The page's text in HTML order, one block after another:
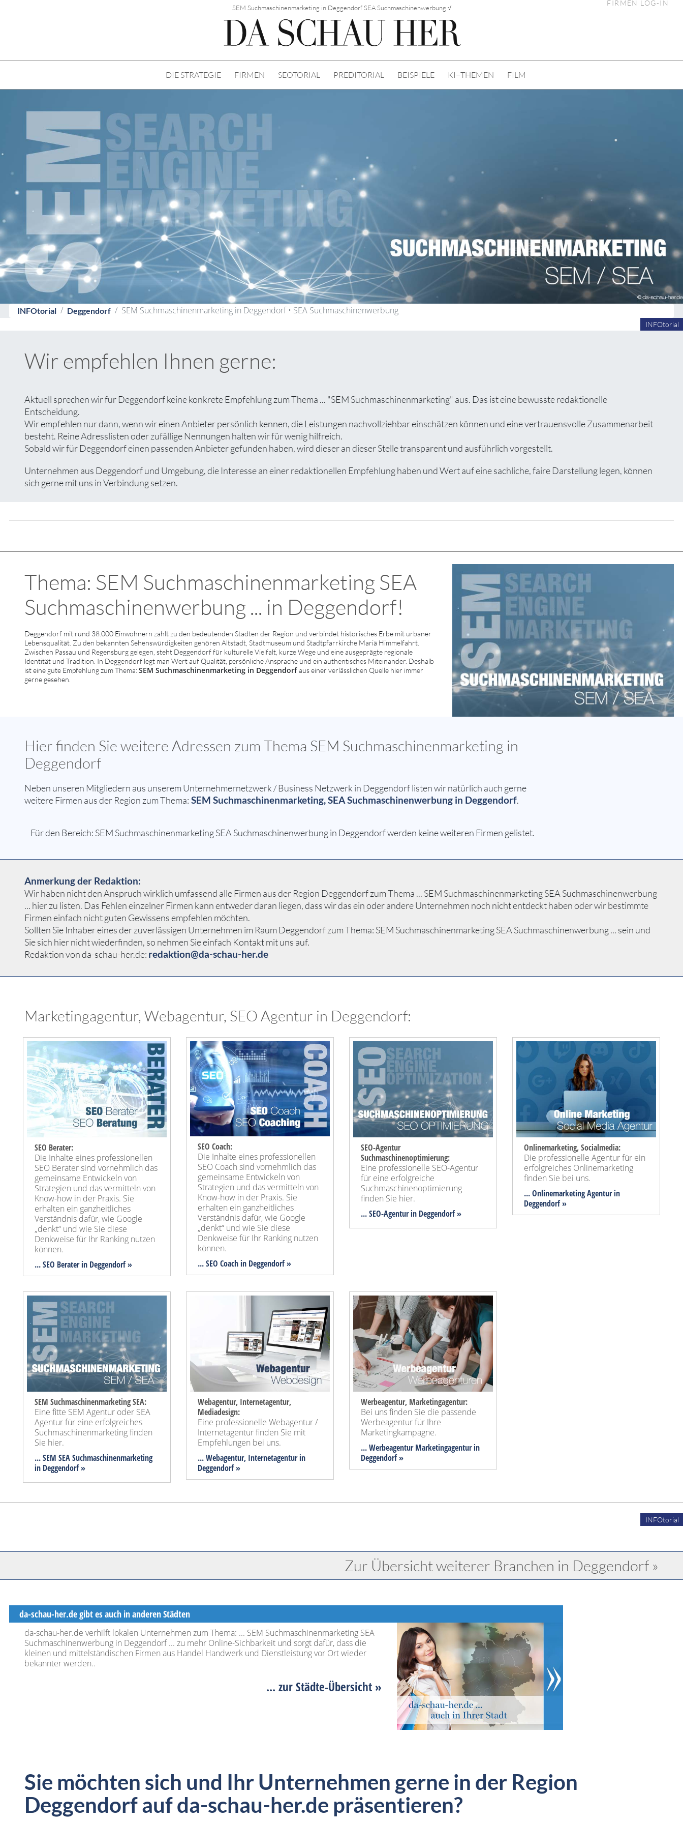
SEM Suchmaschinenmarketing in Deggendorf SEA Suchmaschinenwerbung √
FIRMEN LOG-IN
DIE STRATEGIE FIRMEN SEOTORIAL PREDITORIAL BEISPIELE KI−THEMEN FILM
INFOtorial Deggendorf SEM Suchmaschinenmarketing in Deggendorf • SEA Suchmaschinenwerbung
INFOtorial
Wir empfehlen Ihnen gerne:
Aktuell sprechen wir für Deggendorf keine konkrete Empfehlung zum Thema ... "SEM Suchmaschinenmarketing" aus. Das ist eine bewusste redaktionelle
Entscheidung.
Wir empfehlen nur dann, wenn wir einen Anbieter persönlich kennen, die Leistungen nachvollziehbar einschätzen können und eine vertrauensvolle Zusammenarbeit
besteht. Reine Adresslisten oder zufällige Nennungen halten wir für wenig hilfreich.
Sobald wir für Deggendorf einen passenden Anbieter gefunden haben, wird dieser an dieser Stelle transparent und ausführlich vorgestellt.
Unternehmen aus Deggendorf und Umgebung, die Interesse an einer redaktionellen Empfehlung haben und Wert auf eine sachliche, faire Darstellung legen, können
sich gerne mit uns in Verbindung setzen.
Thema: SEM Suchmaschinenmarketing SEA
Suchmaschinenwerbung ... in Deggendorf!
Deggendorf mit rund 38.000 Einwohnern zählt zu den bedeutenden Städten der Region und verbindet historisches Erbe mit urbaner
Lebensqualität. Zu den bekannten Sehenswürdigkeiten gehören Altstadt, Stadtmuseum und Stadtpfarrkirche Mariä Himmelfahrt.
Zwischen Passau und Regensburg gelegen, steht Deggendorf für kulturelle Vielfalt, kurze Wege und eine ausgeprägte regionale
Identität und Tradition. In Deggendorf legt man Wert auf Qualität, persönliche Ansprache und ein authentisches Miteinander. Deshalb
ist eine gute Empfehlung zum Thema:SEM Suchmaschinenmarketing in Deggendorfaus einer verlässlichen Quelle hier immer
gerne gesehen.
Hier finden Sie weitere Adressen zum Thema SEM Suchmaschinenmarketing in
Deggendorf
Neben unseren Mitgliedern aus unserem Unternehmernetzwerk / Business Netzwerk in Deggendorf listen wir natürlich auch gerne
weitere Firmen aus der Region zum Thema: SEM Suchmaschinenmarketing, SEA Suchmaschinenwerbung in Deggendorf.
Für den Bereich: SEM Suchmaschinenmarketing SEA Suchmaschinenwerbung in Deggendorf werden keine weiteren Firmen gelistet.
Anmerkung der Redaktion:
Wir haben nicht den Anspruch wirklich umfassend alle Firmen aus der Region Deggendorf zum Thema ... SEM Suchmaschinenmarketing SEA Suchmaschinenwerbung
... hier zu listen. Das Fehlen einzelner Firmen kann entweder daran liegen, dass wir das ein oder andere Unternehmen noch nicht entdeckt haben oder wir bestimmte
Firmen einfach nicht guten Gewissens empfehlen möchten.
Sollten Sie Inhaber eines der zuverlässigen Unternehmen im Raum Deggendorf zum Thema: SEM Suchmaschinenmarketing SEA Suchmaschinenwerbung ... sein und
Sie sich hier nicht wiederfinden, so nehmen Sie einfach Kontakt mit uns auf.
Redaktion von da-schau-her.de: redaktion@da-schau-her.de
Marketingagentur, Webagentur, SEO Agentur in Deggendorf:
SEO Berater:
Die Inhalte eines professionellen
SEO Berater sind vornehmlich das
gemeinsame Entwickeln von
Strategien und das vermitteln von
Know-how in der Praxis. Sie
erhalten ein ganzheitliches
Verständnis dafür, wie Google
„denkt“ und wie Sie diese
Denkweise für Ihr Ranking nutzen
können.
... SEO Berater in Deggendorf »
SEO Coach:
Die Inhalte eines professionellen
SEO Coach sind vornehmlich das
gemeinsame Entwickeln von
Strategien und das vermitteln von
Know-how in der Praxis. Sie
erhalten ein ganzheitliches
Verständnis dafür, wie Google
„denkt“ und wie Sie diese
Denkweise für Ihr Ranking nutzen
können.
... SEO Coach in Deggendorf »
SEO-Agentur
Suchmaschinenoptimierung:
Eine professionelle SEO-Agentur
für eine erfolgreiche
Suchmaschinenoptimierung
finden Sie hier.
... SEO-Agenturin Deggendorf »
Onlinemarketing, Socialmedia:
Die professionelle Agentur für ein
erfolgreiches Onlinemarketing
finden Sie bei uns.
... Onlinemarketing Agentur in
Deggendorf »
SEM Suchmaschinenmarketing SEA:
Eine fitte SEM Agentur oder SEA
Agentur für eine erfolgreiches
Suchmaschinenmarketing finden
Sie hier.
... SEM SEA Suchmaschinenmarketing
in Deggendorf »
Webagentur, Internetagentur,
Mediadesign:
Eine professionelle Webagentur /
Internetagentur finden Sie mit
Empfehlungen bei uns.
... Webagentur, Internetagentur in
Deggendorf »
Werbeagentur, Marketingagentur:
Bei uns finden Sie die passende
Werbeagentur für Ihre
Marketingkampagne.
... Werbeagentur Marketingagentur in
Deggendorf »
INFOtorial
Zur Übersicht weiterer Branchen in Deggendorf »
da-schau-her.de gibt es auch in anderen Städten
da-schau-her.de verhilft lokalen Unternehmen zum Thema: ... SEM Suchmaschinenmarketing SEA
Suchmaschinenwerbung in Deggendorf ... zu mehr Online-Sichbarkeit und sorgt dafür, dass die
kleinen und mittelständischen Firmen aus Handel Handwerk und Dienstleistung vor Ort wieder
bekannter werden..
... zur Städte-Übersicht »
Sie möchten sich und Ihr Unternehmen gerne in der Region
Deggendorf auf da-schau-her.de präsentieren?